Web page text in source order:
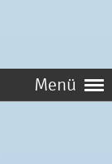
Menü